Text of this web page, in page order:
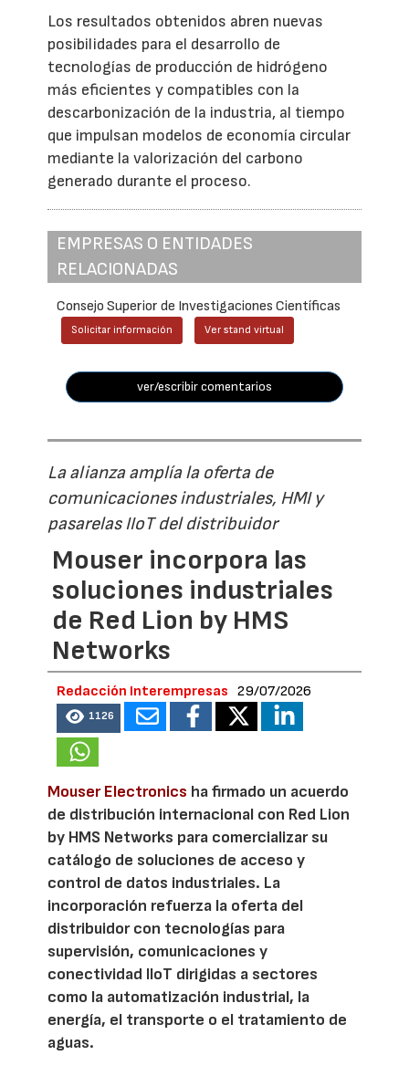
Los resultados obtenidos abren nuevas
posibilidades para el desarrollo de
tecnologías de producción de hidrógeno
más eficientes y compatibles con la
descarbonización de la industria, al tiempo
que impulsan modelos de economía circular
mediante la valorización del carbono
generado durante el proceso.
EMPRESAS O ENTIDADES
RELACIONADAS
Consejo Superior de Investigaciones Científicas
Solicitar información Ver stand virtual
ver/escribir comentarios
La alianza amplía la oferta de
comunicaciones industriales, HMI y
pasarelas IIoT del distribuidor
Mouser incorpora las
soluciones industriales
de Red Lion by HMS
Networks
Redacción Interempresas 29/07/2026
1126
Mouser Electronics ha firmado un acuerdo
de distribución internacional con Red Lion
by HMS Networks para comercializar su
catálogo de soluciones de acceso y
control de datos industriales. La
incorporación refuerza la oferta del
distribuidor con tecnologías para
supervisión, comunicaciones y
conectividad IIoT dirigidas a sectores
como la automatización industrial, la
energía, el transporte o el tratamiento de
aguas.